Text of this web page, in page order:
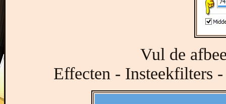
Vul de
Effecten - Insteekfilters